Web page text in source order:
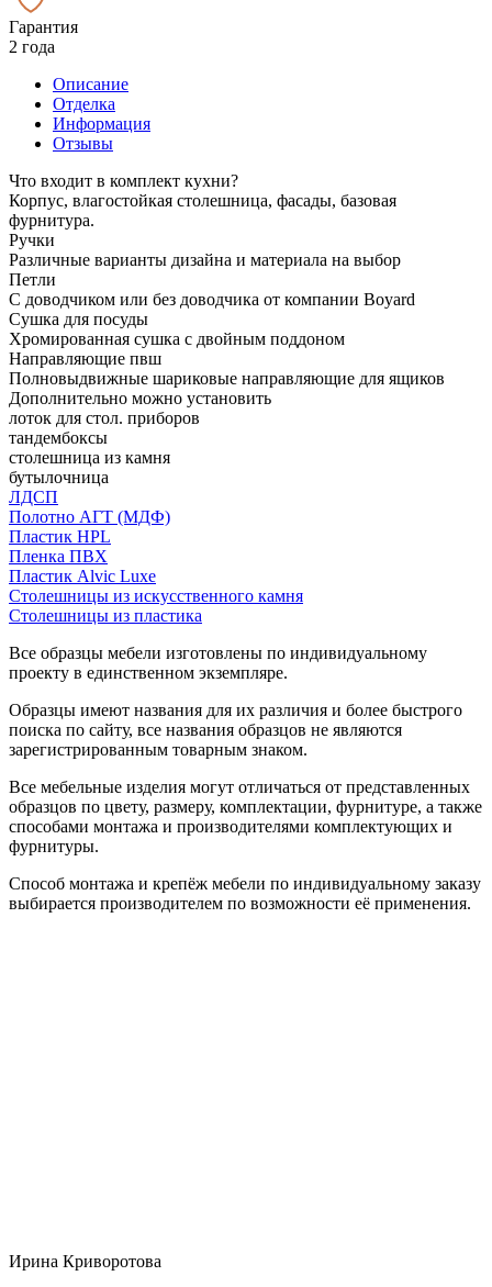
Гарантия
2 года
Описание
Отделка
Информация
Отзывы
Что входит в комплект кухни?
Корпус, влагостойкая столешница, фасады, базовая
фурнитура.
Ручки
Различные варианты дизайна и материала на выбор
Петли
С доводчиком или без доводчика от компании Boyard
Сушка для посуды
Хромированная сушка с двойным поддоном
Направляющие пвш
Полновыдвижные шариковые направляющие для ящиков
Дополнительно можно установить
лоток для стол. приборов
тандембоксы
столешница из камня
бутылочница
ЛДСП
Полотно АГТ (МДФ)
Пластик HPL
Пленка ПВХ
Пластик Alvic Luxe
Столешницы из искусственного камня
Столешницы из пластика
Все образцы мебели изготовлены по индивидуальному
проекту в единственном экземпляре.
Образцы имеют названия для их различия и более быстрого
поиска по сайту, все названия образцов не являются
зарегистрированным товарным знаком.
Все мебельные изделия могут отличаться от представленных
образцов по цвету, размеру, комплектации, фурнитуре, а также
способами монтажа и производителями комплектующих и
фурнитуры.
Способ монтажа и крепёж мебели по индивидуальному заказу
выбирается производителем по возможности её применения.
Ирина Криворотова